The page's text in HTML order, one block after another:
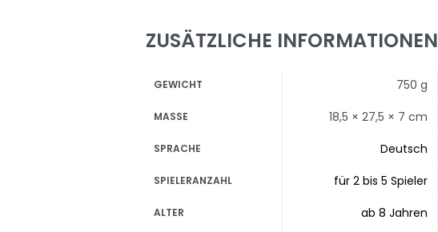
ZUSÄTZLICHE INFORMATIONEN
GEWICHT 750 g
MASSE 18,5 × 27,5 × 7 cm
SPRACHE Deutsch
SPIELERANZAHL für 2 bis 5 Spieler
ALTER ab 8 Jahren